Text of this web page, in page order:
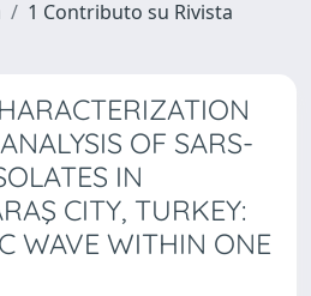
1 Contributo su Rivista
OF SARS-
IN
CITY, TURKEY:
WAVE WITHIN ONE